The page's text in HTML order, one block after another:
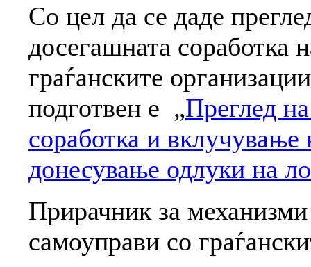
Со цел да се даде
досегашната соработка
граѓанските
подготвен е „Преглед
соработка и вклучување
донесување одлуки на
Прирачник за
самоуправи со